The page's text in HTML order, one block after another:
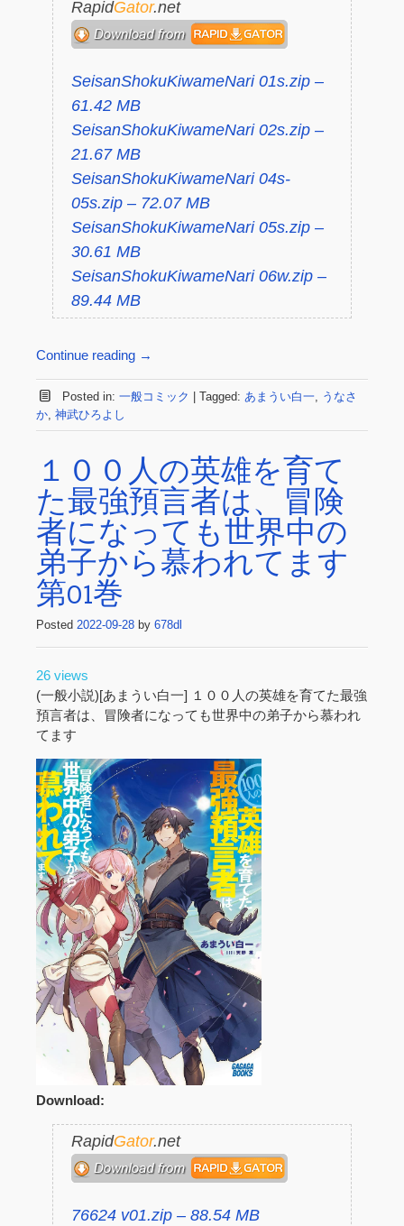
RapidGator.net
SeisanShokuKiwameNari 01s.zip –
61.42 MB
SeisanShokuKiwameNari 02s.zip –
21.67 MB
SeisanShokuKiwameNari 04s-
05s.zip – 72.07 MB
SeisanShokuKiwameNari 05s.zip –
30.61 MB
SeisanShokuKiwameNari 06w.zip –
89.44 MB
Continue reading →
Posted in: 一般コミック | Tagged: あまうい白一,
うなさ
か 神武ひろよし
１００人の英雄を育て
た最強預言者は、冒険
者になっても世界中の
弟子から慕われてます
第01巻
Posted 2022-09-28 by 678dl
26 views
(一般小説)[あまうい白一] １００人の英雄を育てた最強
預言者は、冒険者になっても世界中の弟子から慕われ
てます
Download:
RapidGator.net
76624 v01.zip – 88.54 MB